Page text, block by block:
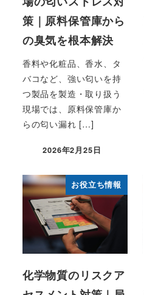
策｜原料保管庫から
の臭気を根本解決
香料や化粧品、香水、タ
バコなど、強い匂いを持
つ製品を製造・取り扱う
現場では、原料保管庫か
らの匂い漏れ […]
2026年2月25日
お役立ち情報
化学物質のリスクア